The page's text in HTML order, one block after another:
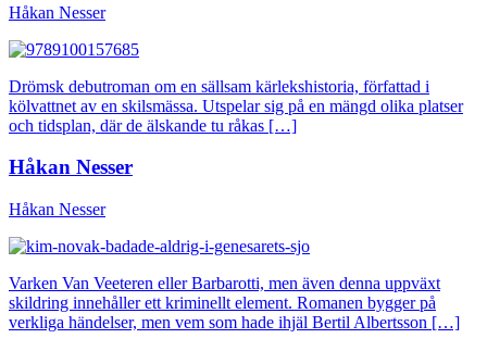
Håkan Nesser
Drömsk debutroman om en sällsam kärlekshistoria, författad i
kölvattnet av en skilsmässa. Utspelar sig på en mängd olika platser
och tidsplan, där de älskande tu råkas […]
Håkan Nesser
Håkan Nesser
Varken Van Veeteren eller Barbarotti, men även denna uppväxt
skildring innehåller ett kriminellt element. Romanen bygger på
verkliga händelser, men vem som hade ihjäl Bertil Albertsson […]